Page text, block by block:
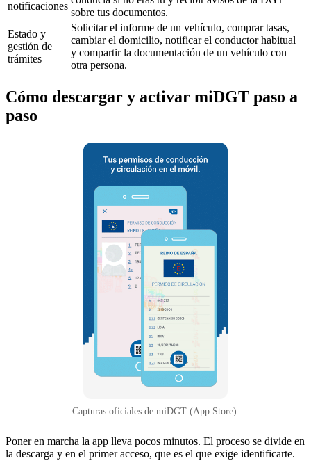
notificaciones
sobre tus documentos.
Estado y
gestión de
trámites
Solicitar el informe de un vehículo, comprar tasas,
cambiar el domicilio, notificar el conductor habitual
y compartir la documentación de un vehículo con
otra persona.
Cómo descargar y activar miDGT paso a
paso
Capturas oficiales de miDGT (App Store).
Poner en marcha la app lleva pocos minutos. El proceso se divide en
la descarga y en el primer acceso, que es el que exige identificarte.